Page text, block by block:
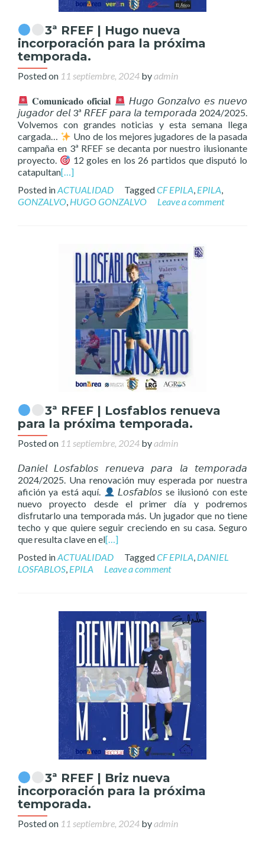
3ª RFEF | Hugo nueva
incorporación para la próxima
temporada.
Posted on 11 septiembre, 2024 byadmin
𝐂𝐨𝐦𝐮𝐧𝐢𝐜𝐚𝐝𝐨 𝐨𝐟𝐢𝐜𝐢𝐚𝐥
𝘏𝘶𝘨𝘰 𝘎𝘰𝘯𝘻𝘢𝘭𝘷𝘰 𝘦𝘴 𝘯𝘶𝘦𝘷𝘰
𝘫𝘶𝘨𝘢𝘥𝘰𝘳 𝘥𝘦𝘭 3ª 𝘙𝘍𝘌𝘍 𝘱𝘢𝘳𝘢 𝘭𝘢 𝘵𝘦𝘮𝘱𝘰𝘳𝘢𝘥𝘢 2024/2025.
Volvemos con grandes noticias y esta semana llega
cargada…
Uno de los mejores jugadores de la pasada
campaña en 3ª RFEF se decanta por nuestro ilusionante
proyecto.
12 goles en los 26 partidos que disputó lo
catapultan[…]
Posted inACTUALIDAD TaggedCF EPILA, EPILA,
GONZALVO, HUGO GONZALVO Leave a comment
3ª RFEF | Losfablos renueva
para la próxima temporada.
Posted on 11 septiembre, 2024 byadmin
𝘋𝘢𝘯𝘪𝘦𝘭 𝘓𝘰𝘴𝘧𝘢𝘣𝘭𝘰𝘴 𝘳𝘦𝘯𝘶𝘦𝘷𝘢 𝘱𝘢𝘳𝘢 𝘭𝘢 𝘵𝘦𝘮𝘱𝘰𝘳𝘢𝘥𝘢
2024/2025. Una renovación muy esperada por nuestra
afición ya está aquí.
𝘓𝘰𝘴𝘧𝘢𝘣𝘭𝘰𝘴 se ilusionó con este
nuevo proyecto desde el primer día y podremos
disfrutarlo una temporada más. Un jugador que no tiene
techo y que quiere seguir creciendo en su casa. Seguro
que resulta clave en el[…]
Posted inACTUALIDAD TaggedCF EPILA, DANIEL
LOSFABLOS, EPILA Leave a comment
3ª RFEF | Briz nueva
incorporación para la próxima
temporada.
Posted on 11 septiembre, 2024 byadmin